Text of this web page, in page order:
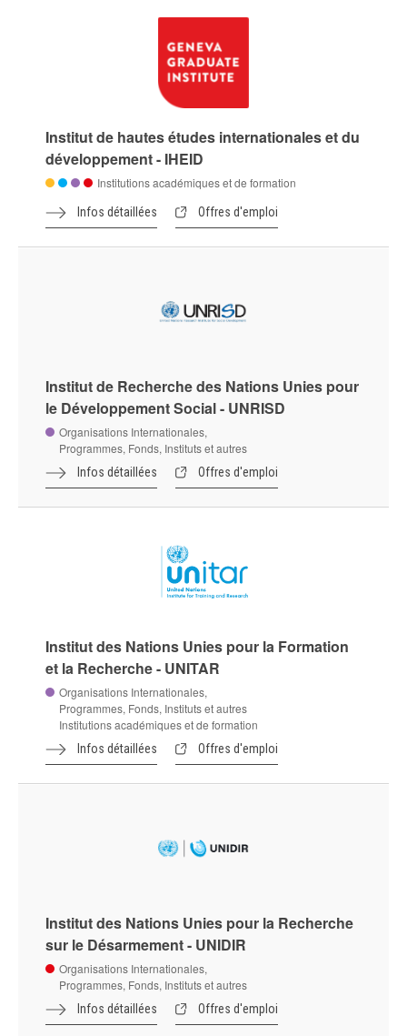
Institut de hautes études internationales et du
développement - IHEID
Institutions académiques et de formation
Infos détaillées Offres d'emploi
Institut de Recherche des Nations Unies pour
le Développement Social - UNRISD
Organisations Internationales,
Programmes, Fonds, Instituts et autres
Infos détaillées Offres d'emploi
Institut des Nations Unies pour la Formation
et la Recherche - UNITAR
Organisations Internationales,
Programmes, Fonds, Instituts et autres
Institutions académiques et de formation
Infos détaillées Offres d'emploi
Institut des Nations Unies pour la Recherche
sur le Désarmement - UNIDIR
Organisations Internationales,
Programmes, Fonds, Instituts et autres
Infos détaillées Offres d'emploi